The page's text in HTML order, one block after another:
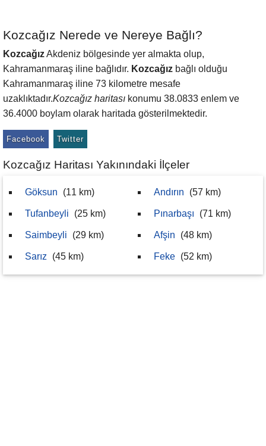
Kozcağız Nerede ve Nereye Bağlı?
KozcağızAkdeniz bölgesinde yer almakta olup,
Kahramanmaraş iline bağlıdır. Kozcağız bağlı olduğu
Kahramanmaraş iline 73 kilometre mesafe
uzaklıktadır.Kozcağız haritası konumu 38.0833 enlem ve
36.4000 boylam olarak haritada gösterilmektedir.
Facebook Twitter
Kozcağız Haritası Yakınındaki İlçeler
Göksun (11 km)
Tufanbeyli (25 km)
Saimbeyli (29 km)
Sarız (45 km)
Andırın (57 km)
Pınarbaşı (71 km)
Afşin (48 km)
Feke (52 km)